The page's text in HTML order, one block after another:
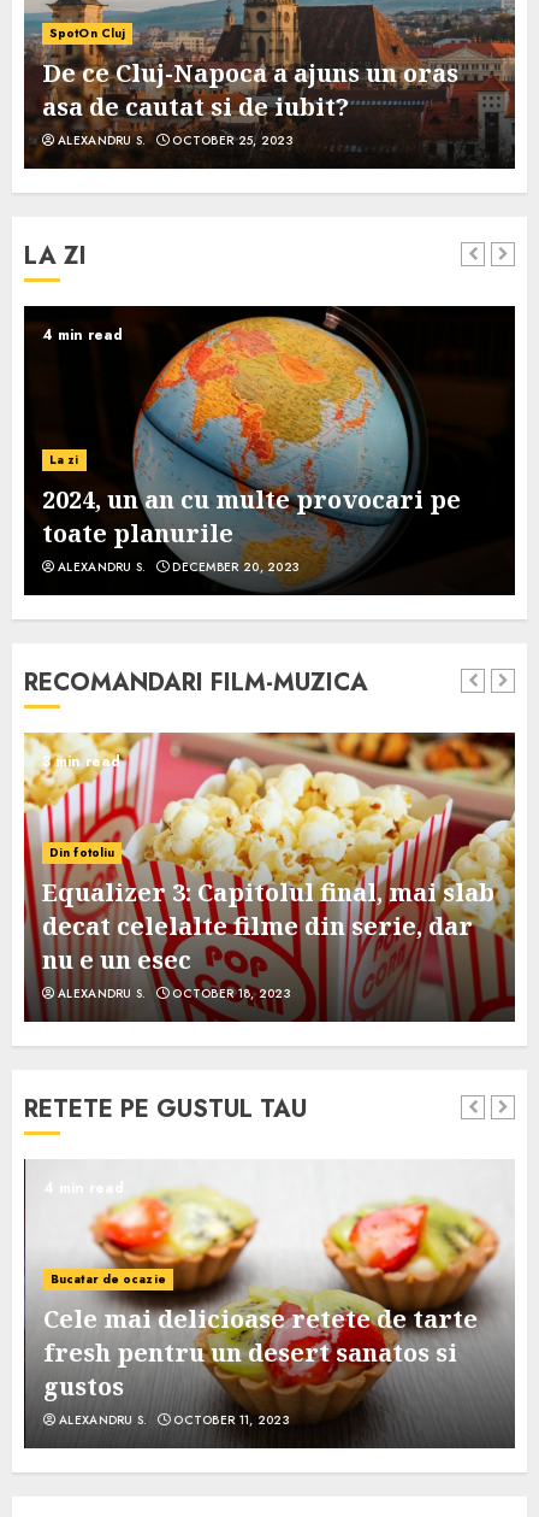
SpotOn Cluj
De ce Cluj-Napoca a ajuns un oras
asa de cautat si de iubit?
ALEXANDRU S. OCTOBER 25, 2023
LA ZI
4 min read
La zi
2024, un an cu multe provocari pe
toate planurile
ALEXANDRU S. DECEMBER 20, 2023
RECOMANDARI FILM-MUZICA
3 min read
Din fotoliu
Equalizer 3: Capitolul final, mai slab
decat celelalte filme din serie, dar
nu e un esec
ALEXANDRU S. OCTOBER 18, 2023
RETETE PE GUSTUL TAU
4 min read
Bucatar de ocazie
Cele mai delicioase retete de tarte
fresh pentru un desert sanatos si
gustos
ALEXANDRU S. OCTOBER 11, 2023